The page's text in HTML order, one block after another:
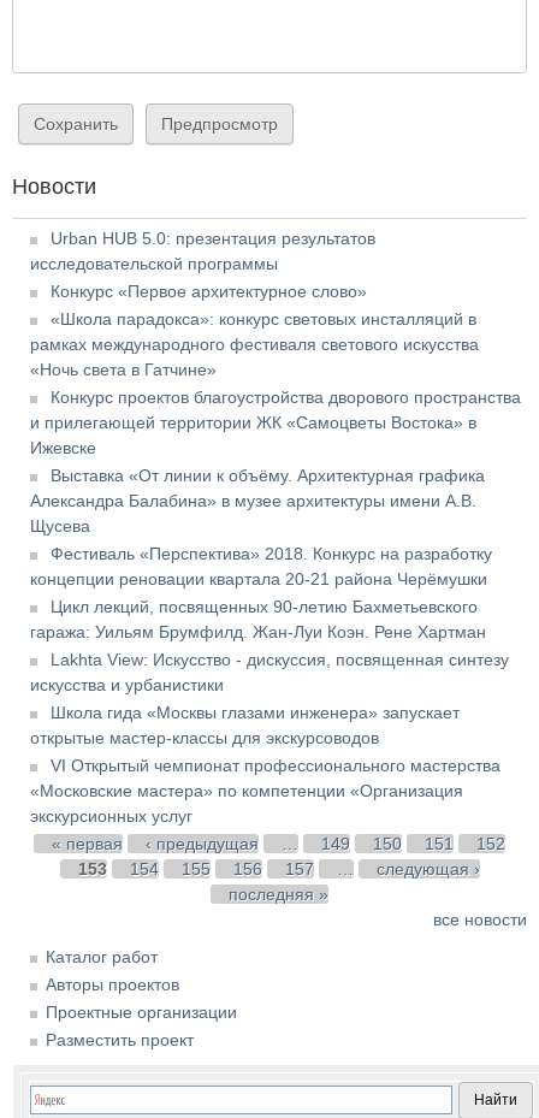
Новости
Urban HUB 5.0: презентация результатов
исследовательской программы
Конкурс «Первое архитектурное слово»
«Школа парадокса»: конкурс световых инсталляций в
рамках международного фестиваля светового искусства
«Ночь света в Гатчине»
Конкурс проектов благоустройства дворового пространства
и прилегающей территории ЖК «Самоцветы Востока» в
Ижевске
Выставка «От линии к объёму. Архитектурная графика
Александра Балабина» в музее архитектуры имени А.В.
Щусева
Фестиваль «Перспектива» 2018. Конкурс на разработку
концепции реновации квартала 20-21 района Черёмушки
Цикл лекций, посвященных 90-летию Бахметьевского
гаража: Уильям Брумфилд. Жан-Луи Коэн. Рене Хартман
Lakhta View: Искусство - дискуссия, посвященная синтезу
искусства и урбанистики
Школа гида «Москвы глазами инженера» запускает
открытые мастер-классы для экскурсоводов
VI Открытый чемпионат профессионального мастерства
«Московские мастера» по компетенции «Организация
экскурсионных услуг
Страницы
« первая ‹ предыдущая 149 150 151
152
153
154 155 156 157
следующая ›
последняя »
все новости
Каталог работ
Авторы проектов
Проектные организации
Разместить проект